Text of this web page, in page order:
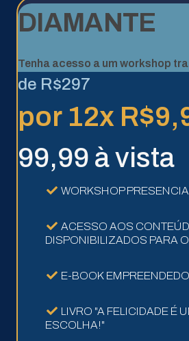
DIAMANTE
Tenha acesso a um workshop
de R$297
por 12x
99,99 à vista
WORKSHOP
ACESSO AOS
DISPONIBILIZADOS PARA
E-BOOK
LIVRO "A FELICIDADE É
ESCOLHA!"